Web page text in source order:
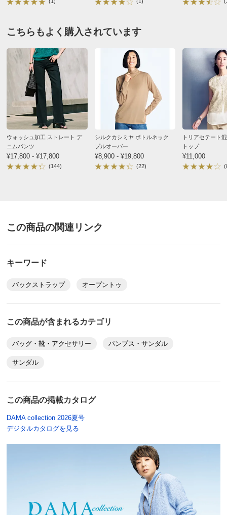
底幅 8.5
スタッフA
試着サイズ：23.5cm ストッキング着用時：ー 靴下着用
時：ー
普段：23.5cm
足幅：9.5cm 足囲：22.8cm
ワイズ：2E
こちらもよく購入されています
ウォッシュ加工 ストレート デ
ニムパンツ
¥17,800 - ¥17,800
(144)
シルクカシミヤ ボトルネック
プルオーバー
¥8,900 - ¥19,800
(22)
トリアセテート
トップ
¥11,000
この商品の関連リンク
キーワード
バックストラップ オープントゥ
この商品が含まれるカテゴリ
バッグ・靴・アクセサリー パンプス・サンダル
サンダル
この商品の掲載カタログ
DAMA collection 2026夏号
デジタルカタログを見る